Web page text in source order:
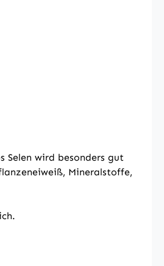
Selen wird besonders gut
Mineralstoffe,